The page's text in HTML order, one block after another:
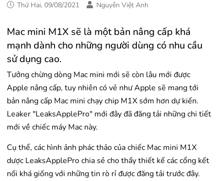
Thứ Hai, 09/08/2021 Nguyễn Việt Anh
Mac mini M1X sẽ là một bản nâng cấp khá
mạnh dành cho những người dùng có nhu cầu
sử dụng cao.
Tưởng chừng dòng Mac mini mới sẽ còn lâu mới được
Apple nâng cấp, tuy nhiên có vẻ như Apple sẽ mang tới
bản nâng cấp Mac mini chạy chip M1X sớm hơn dự kiến.
Leaker "LeaksApplePro" mới đây đã đăng tải những chi tiết
mới về chiếc máy Mac này.
Cụ thể, các hình ảnh phác thảo của chiếc Mac mini M1X
dược LeaksApplePro chia sẻ cho thấy thiết kế các cổng kết
nối khá giống với những tin rò rỉ được đăng tải trước đây.